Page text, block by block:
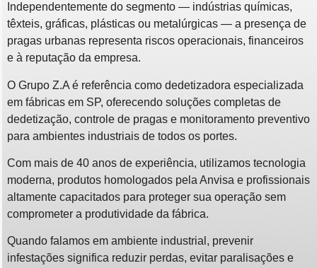
Independentemente do segmento — indústrias químicas,
têxteis, gráficas, plásticas ou metalúrgicas — a presença de
pragas urbanas representa riscos operacionais, financeiros
e à reputação da empresa.
O Grupo Z.A é referência como dedetizadora especializada
em fábricas em SP, oferecendo soluções completas de
dedetização, controle de pragas e monitoramento preventivo
para ambientes industriais de todos os portes.
Com mais de 40 anos de experiência, utilizamos tecnologia
moderna, produtos homologados pela Anvisa e profissionais
altamente capacitados para proteger sua operação sem
comprometer a produtividade da fábrica.
Quando falamos em ambiente industrial, prevenir
infestações significa reduzir perdas, evitar paralisações e